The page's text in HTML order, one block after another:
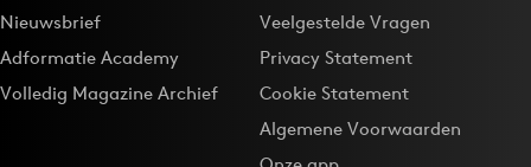
Nieuwsbrief
Adformatie Academy
Volledig Magazine Archief
Veelgestelde Vragen
Privacy Statement
Cookie Statement
Algemene Voorwaarden